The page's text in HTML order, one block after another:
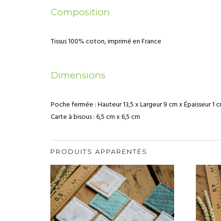
Composition
Tissus 100% coton, imprimé en France
Dimensions
Poche fermée : Hauteur 13,5 x Largeur 9 cm x Épaisseur 1
Carte à bisous : 6,5 cm x 6,5 cm
PRODUITS APPARENTÉS